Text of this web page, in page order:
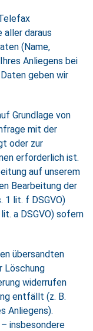
aller daraus
(Name,
Anliegens bei
geben wir
Grundlage von
mit der
oder zur
erforderlich ist.
auf unserem
Bearbeitung der
1 lit. f DSGVO)
a DSGVO) sofern
übersandten
Löschung
widerrufen
entfällt (z. B.
Anliegens).
insbesondere